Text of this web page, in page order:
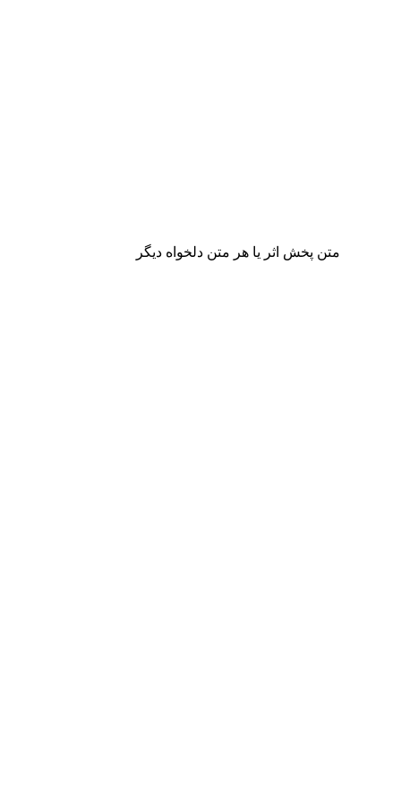
متن پخش اثر یا هر متن دلخواه دیگر